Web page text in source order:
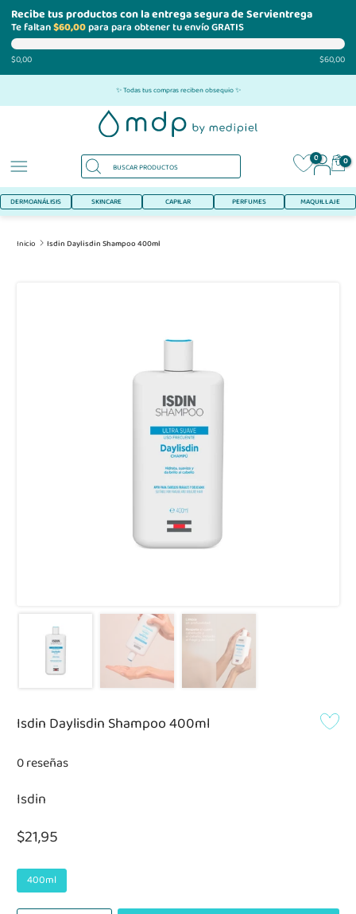
Recibe tus productos con la entrega segura de Servientrega
Te faltan$60,00para para obtener tu envío GRATIS
$0,00 $60,00
al
✨ Todas tus compras reciben obsequio ✨
0 0
DERMOANÁLISIS SKINCARE CAPILAR PERFUMES MAQUILLAJE
Inicio Isdin Daylisdin Shampoo 400ml
Isdin Daylisdin Shampoo 400ml
0 reseñas
Isdin
$21,95
400ml